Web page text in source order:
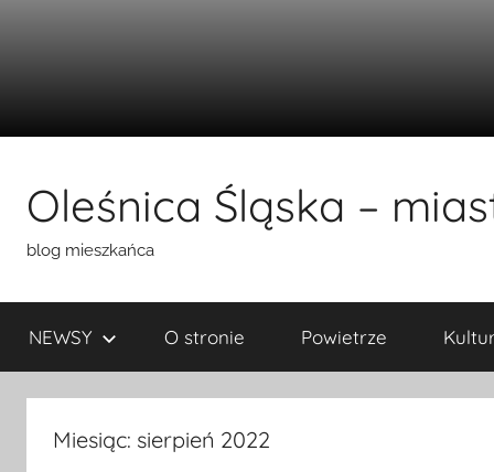
treściOleśnica Śląska –
blog mieszkańca
NEWSY O stronie Powietrze
Miesiąc: sierpień 2022